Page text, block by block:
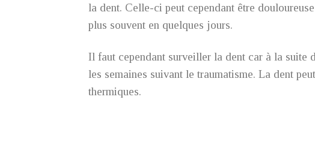
la dent. Celle-ci peut cependant être
plus souvent en quelques jours.
Il faut cependant surveiller la dent car à la suite
les semaines suivant le traumatisme. La dent
thermiques.